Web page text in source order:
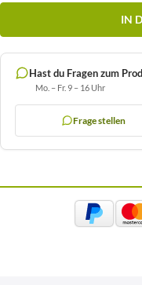
IN
Hast du Fragen zum
Mo. – Fr. 9 – 16 Uhr
Frage stellen